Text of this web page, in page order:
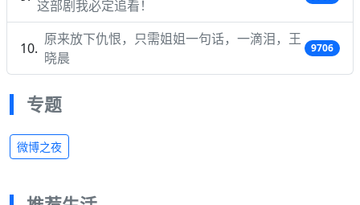
这部剧我必定追看！
原来放下仇恨，只需姐姐一句话，一滴泪，王
晓晨
9706
专题
微博之夜